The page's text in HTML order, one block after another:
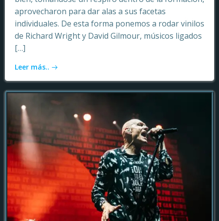
aprovecharon para dar alas a sus facetas
individuales. De esta forma ponemos a rodar vinilos
de Richard Wright y David Gilmour, músicos ligados
[…]
Leer más..